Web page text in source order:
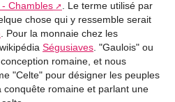
- Chambles
. Le terme utilisé par
chose qui y ressemble serait
. Pour la monnaie chez les
Ségusiaves. "Gaulois" ou
romaine, et nous
"Celte" pour désigner les peuples
conquête romaine et parlant une